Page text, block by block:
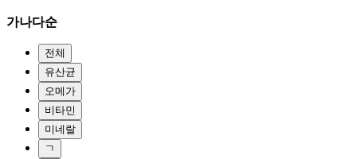
가나다순
전체
유산균
오메가
비타민
미네랄
ㄱ